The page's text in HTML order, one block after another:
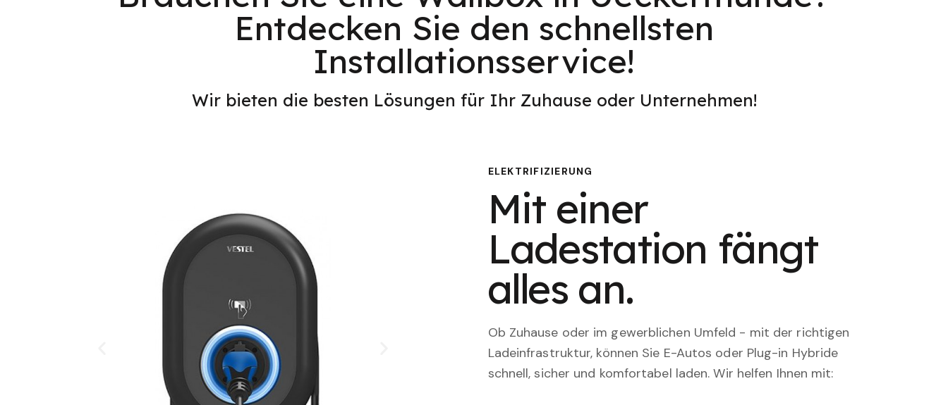
Entdecken Sie den schnellsten
Installationsservice!
Wir bieten die besten Lösungen für Ihr Zuhause oder Unternehmen!
ELEKTRIFIZIERUNG
Mit einer
Ladestation fängt
alles an.
Ob Zuhause oder im gewerblichen Umfeld - mit der richtigen
Ladeinfrastruktur, können Sie E-Autos oder Plug-in Hybride
schnell, sicher und komfortabel laden. Wir helfen Ihnen mit: